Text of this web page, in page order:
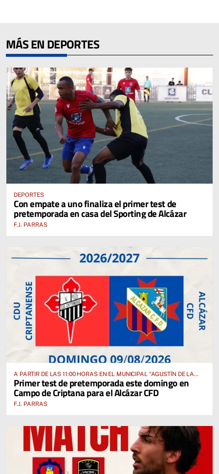
MÁS EN DEPORTES
DEPORTES
Con empate a uno finaliza el primer test de
pretemporada en casa del Sporting de Alcázar
F.J. PARRAS
A PARTIR DE LAS 11:00 HORAS EN EL MUNICIPAL “AGUSTÍN DE LA
FUENTE” ANTE EL CUD CRIPTANENSE
Primer test de pretemporada este domingo en
Campo de Criptana para el Alcázar CFD
F.J. PARRAS